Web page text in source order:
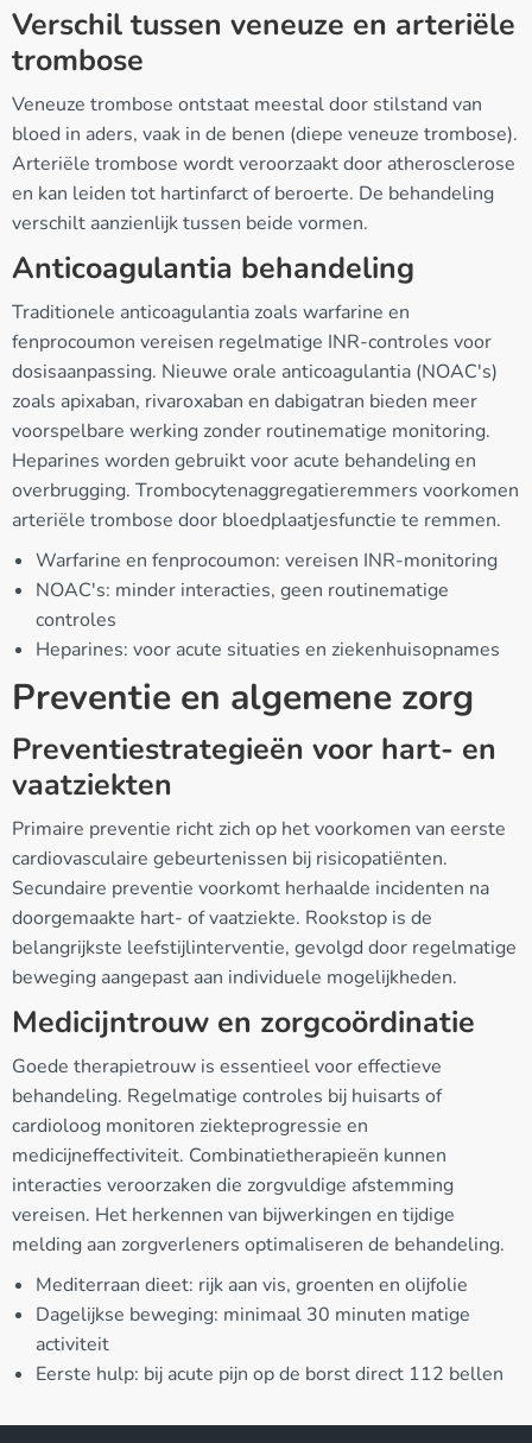
Verschil tussen veneuze en arteriële
trombose
Veneuze trombose ontstaat meestal door stilstand van
bloed in aders, vaak in de benen (diepe veneuze trombose).
Arteriële trombose wordt veroorzaakt door atherosclerose
en kan leiden tot hartinfarct of beroerte. De behandeling
verschilt aanzienlijk tussen beide vormen.
Anticoagulantia behandeling
Traditionele anticoagulantia zoals warfarine en
fenprocoumon vereisen regelmatige INR-controles voor
dosisaanpassing. Nieuwe orale anticoagulantia (NOAC's)
zoals apixaban, rivaroxaban en dabigatran bieden meer
voorspelbare werking zonder routinematige monitoring.
Heparines worden gebruikt voor acute behandeling en
overbrugging. Trombocytenaggregatieremmers voorkomen
arteriële trombose door bloedplaatjesfunctie te remmen.
Warfarine en fenprocoumon: vereisen INR-monitoring
NOAC's: minder interacties, geen routinematige
controles
Heparines: voor acute situaties en ziekenhuisopnames
Preventie en algemene zorg
Preventiestrategieën voor hart- en
vaatziekten
Primaire preventie richt zich op het voorkomen van eerste
cardiovasculaire gebeurtenissen bij risicopatiënten.
Secundaire preventie voorkomt herhaalde incidenten na
doorgemaakte hart- of vaatziekte. Rookstop is de
belangrijkste leefstijlinterventie, gevolgd door regelmatige
beweging aangepast aan individuele mogelijkheden.
Medicijntrouw en zorgcoördinatie
Goede therapietrouw is essentieel voor effectieve
behandeling. Regelmatige controles bij huisarts of
cardioloog monitoren ziekteprogressie en
medicijneffectiviteit. Combinatietherapieën kunnen
interacties veroorzaken die zorgvuldige afstemming
vereisen. Het herkennen van bijwerkingen en tijdige
melding aan zorgverleners optimaliseren de behandeling.
Mediterraan dieet: rijk aan vis, groenten en olijfolie
Dagelijkse beweging: minimaal 30 minuten matige
activiteit
Eerste hulp: bij acute pijn op de borst direct 112 bellen